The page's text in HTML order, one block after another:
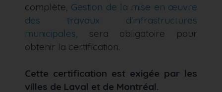
complète, Gestion de la mise en œuvre
des travaux d'infrastructures
municipales, sera obligatoire pour
obtenir la certification.
Cette certification est exigée par les
villes de Laval et de Montréal.